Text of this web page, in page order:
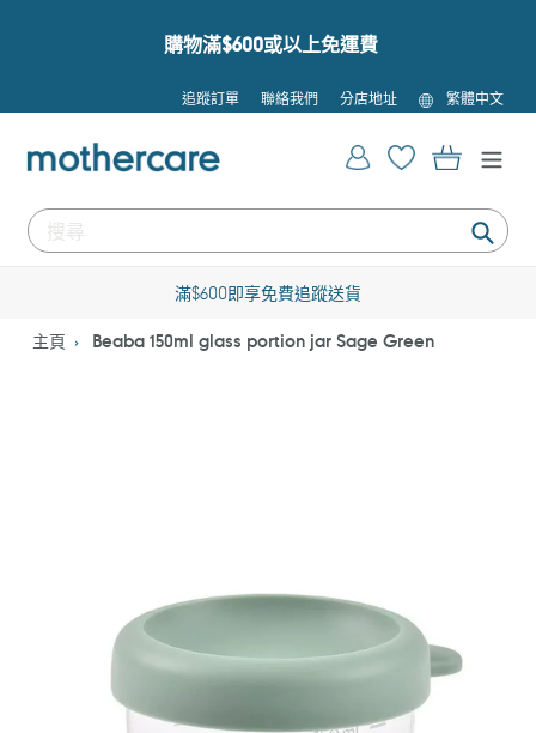
購物滿$600或以上免運費
追蹤訂單 聯絡我們 分店地址
語
言
繁體中文
提
登入 購物車
滿$600即享免費追蹤送貨
主頁 Beaba 150ml glass portion jar Sage Green